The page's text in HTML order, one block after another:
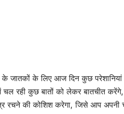
के जातकों के लिए आज दिन कुछ
रही कुछ बातों को लेकर बातचीत
रचने की कोशिश करेगा, जिसे आप अपनी